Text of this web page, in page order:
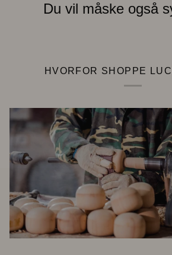
Du vil måske også
HVORFOR SHOPPE